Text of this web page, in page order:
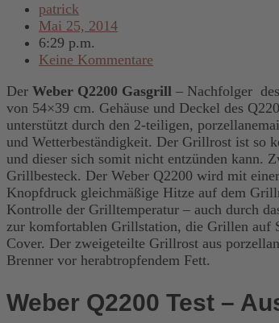
patrick
Mai 25, 2014
6:29 p.m.
Keine Kommentare
Der Weber Q2200 Gasgrill – Nachfolger
von 54×39 cm. Gehäuse und Deckel des
unterstützt durch den 2-teiligen,
und Wetterbeständigkeit. Der Grillrost ist so
und dieser sich somit nicht entzünden kann.
Grillbesteck. Der Weber Q2200 wird mit
Knopfdruck gleichmäßige Hitze auf dem
Kontrolle der Grilltemperatur – auch durch
zur komfortablen Grillstation, die Grillen auf
Cover. Der zweigeteilte Grillrost aus
Brenner vor herabtropfendem Fett.
Weber Q2200 Test –